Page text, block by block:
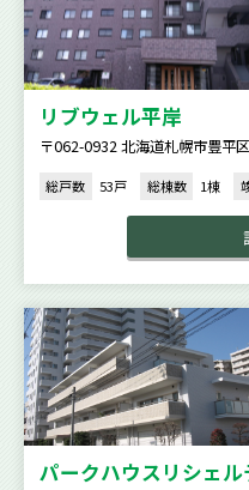
リブウェル平岸
〒062-0932 北海道札幌市豊平
総戸数 53戸 総棟数 1棟
パークハウスリシェル